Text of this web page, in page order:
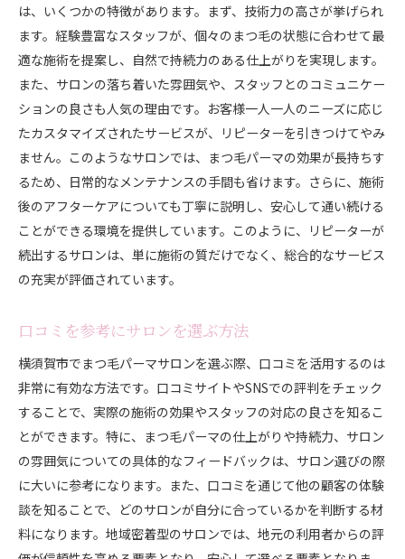
は、いくつかの特徴があります。まず、技術力の高さが挙げられ
ます。経験豊富なスタッフが、個々のまつ毛の状態に合わせて最
適な施術を提案し、自然で持続力のある仕上がりを実現します。
また、サロンの落ち着いた雰囲気や、スタッフとのコミュニケー
ションの良さも人気の理由です。お客様一人一人のニーズに応じ
たカスタマイズされたサービスが、リピーターを引きつけてやみ
ません。このようなサロンでは、まつ毛パーマの効果が長持ちす
るため、日常的なメンテナンスの手間も省けます。さらに、施術
後のアフターケアについても丁寧に説明し、安心して通い続ける
ことができる環境を提供しています。このように、リピーターが
続出するサロンは、単に施術の質だけでなく、総合的なサービス
の充実が評価されています。
口コミを参考にサロンを選ぶ方法
横須賀市でまつ毛パーマサロンを選ぶ際、口コミを活用するのは
非常に有効な方法です。口コミサイトやSNSでの評判をチェック
することで、実際の施術の効果やスタッフの対応の良さを知るこ
とができます。特に、まつ毛パーマの仕上がりや持続力、サロン
の雰囲気についての具体的なフィードバックは、サロン選びの際
に大いに参考になります。また、口コミを通じて他の顧客の体験
談を知ることで、どのサロンが自分に合っているかを判断する材
料になります。地域密着型のサロンでは、地元の利用者からの評